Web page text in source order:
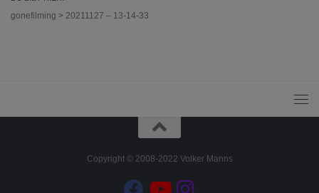
gonefilming > 20211127 – 13-14-33
Copyright © 2008-2022 Volker Manns